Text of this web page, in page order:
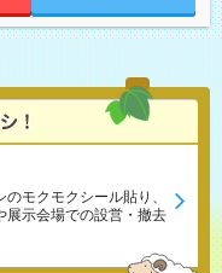
モクモクシール貼り、
展示会場での設営・撤去